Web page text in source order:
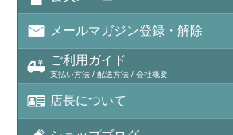
メールマガジン登録・解除
ご利用ガイド
支払い方法 / 配送方法 / 会社概要
店長について